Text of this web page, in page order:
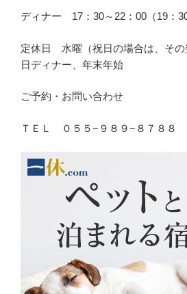
ディナー 17：30～22：00（19：
定休日 水曜（祝日の場合は、その
日ディナー、年末年始
ご予約・お問い合わせ
ＴＥＬ ０５５−９８９−８７８８